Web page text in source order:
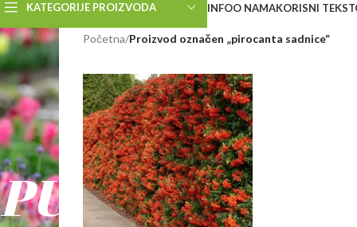
KATEGORIJE PROIZVODA INFOO NAMAKORISNI
RASADNIK
MIHALEK
PUT
Početna/Proizvod označen „pirocanta sadnice“